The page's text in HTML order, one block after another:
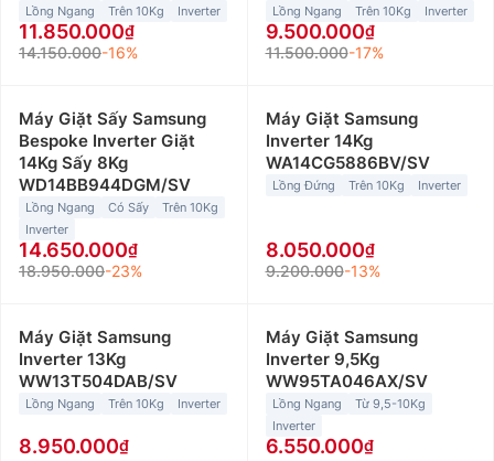
Lồng Ngang Trên 10Kg Inverter
11.850.000
14.150.000-16%
Lồng Ngang Trên 10Kg Inverter
9.500.000
11.500.000-17%
Máy Giặt Sấy Samsung
Bespoke Inverter Giặt
14Kg Sấy 8Kg
WD14BB944DGM/SV
Lồng Ngang Có Sấy
Trên 10Kg
Inverter
14.650.000
18.950.000-23%
Máy Giặt Samsung
Inverter 14Kg
WA14CG5886BV/SV
Lồng Đứng Trên 10Kg Inverter
8.050.000
9.200.000-13%
Máy Giặt Samsung
Inverter 13Kg
WW13T504DAB/SV
Lồng Ngang Trên 10Kg Inverter
8.950.000
Máy Giặt Samsung
Inverter 9,5Kg
WW95TA046AX/SV
Lồng Ngang
Từ 9,5-10Kg
Inverter
6.550.000